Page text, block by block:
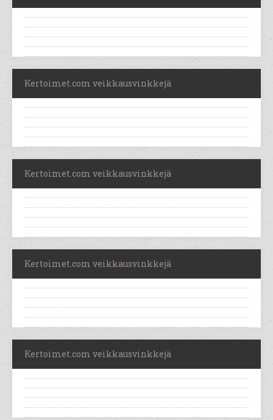
Kertoimet.com veikkausvinkkejä
Kertoimet.com veikkausvinkkejä
Kertoimet.com veikkausvinkkejä
Kertoimet.com veikkausvinkkejä